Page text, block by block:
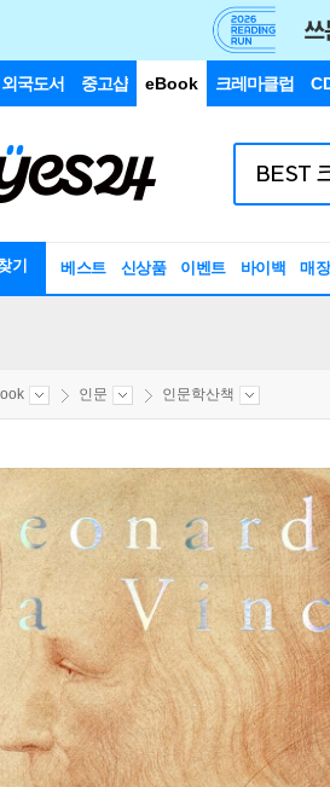
외국도서 중고샵 eBook 크레마클럽
기 베스트 신상품 이벤트 바이백 매
인문 인문학산책